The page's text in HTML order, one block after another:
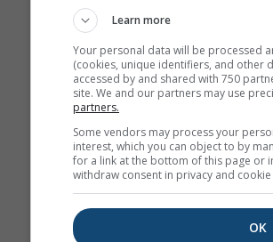
Learn more
Your personal data will be processed
(cookies, unique identifiers, and other
accessed by and shared with 750
site. We and our partners may use
partners.
Some vendors may process your
interest, which you can object to by
for a link at the bottom of this page or
withdraw consent in privacy and cookie
OK